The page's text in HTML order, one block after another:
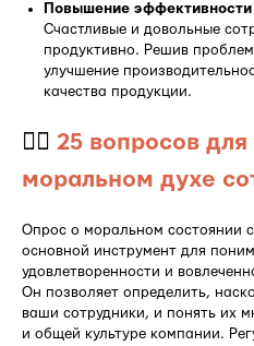
Повышение эффективности
Счастливые и довольные
продуктивно. Решив
улучшение
качества продукции.
👉🏻 25 вопросов
моральном духе
Опрос о моральном состоянии
основной инструмент для
удовлетворенности и
Он позволяет определить,
ваши сотрудники, и понять их
и общей культуре компании.